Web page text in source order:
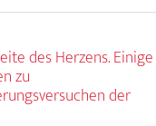
des Herzens. Einige
zu
der